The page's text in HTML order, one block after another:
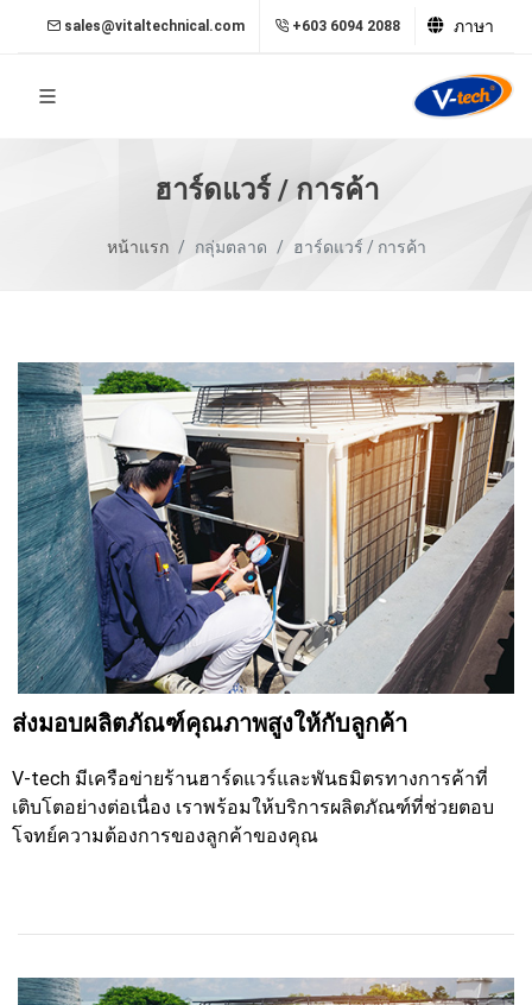
sales@vitaltechnical.com +603 6094 2088 ภาษา
ฮาร์ดแวร์ / การค้า
หน้าแรก กลุ่มตลาด ฮาร์ดแวร์ / การค้า
ส่งมอบผลิตภัณฑ์คุณภาพสูงให้กับลูกค้า
V-tech มีเครือข่ายร้านฮาร์ดแวร์และพันธมิตรทางการค้าที่
เติบโตอย่างต่อเนื่อง เราพร้อมให้บริการผลิตภัณฑ์ที่ช่วยตอบ
โจทย์ความต้องการของลูกค้าของคุณ